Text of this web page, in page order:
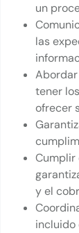
un
las
tener
ofrecer
Cumplir
y el
incluido